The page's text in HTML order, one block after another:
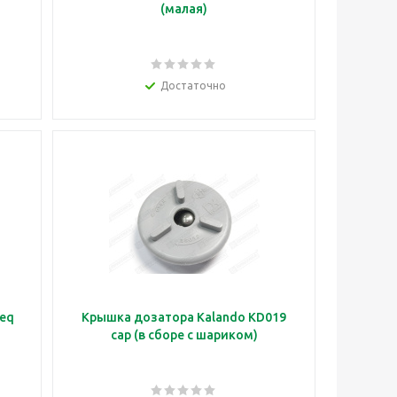
(малая)
Достаточно
Крышка дозатора Kalando KD019
cap (в сборе с шариком)